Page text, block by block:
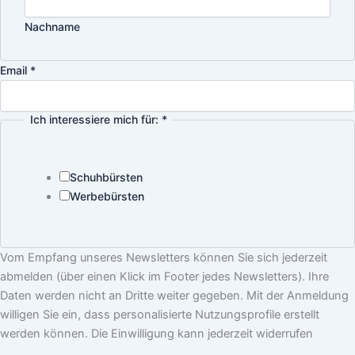
Nachname
Email *
Ich interessiere mich für: *
Schuhbürsten
Werbebürsten
Vom Empfang unseres Newsletters können Sie sich jederzeit
abmelden (über einen Klick im Footer jedes Newsletters). Ihre
Daten werden nicht an Dritte weiter gegeben. Mit der Anmeldung
willigen Sie ein, dass personalisierte Nutzungsprofile erstellt
werden können. Die Einwilligung kann jederzeit widerrufen